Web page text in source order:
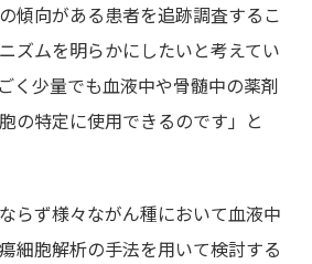
傾向がある患者を追跡調査するこ
ズムを明らかにしたいと考えてい
く少量でも血液中や骨髄中の薬剤
の特定に使用できるのです」と
らず様々ながん種において血液中
細胞解析の手法を用いて検討する